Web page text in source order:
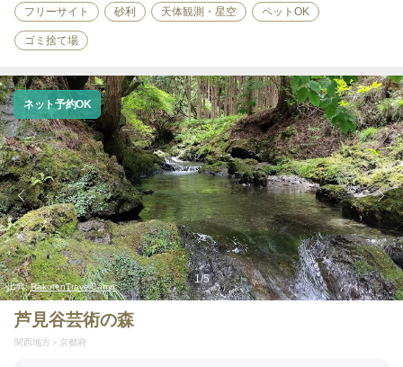
フリーサイト 砂利 天体観測・星空 ペットOK
ゴミ捨て場
出典:RakutenTravelCamp
1/5
ネット予約OK
芦見谷芸術の森
関西地方 京都府